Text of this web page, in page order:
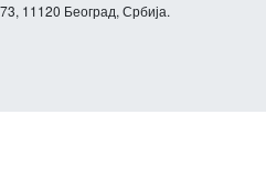
11120 Београд, Србија.